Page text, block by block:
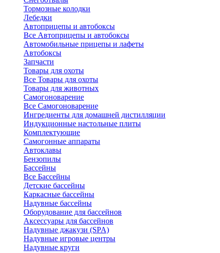
Тормозные колодки
Лебедки
Автоприцепы и автобоксы
Все Автоприцепы и автобоксы
Автомобильные прицепы и лафеты
Автобоксы
Запчасти
Товары для охоты
Все Товары для охоты
Товары для животных
Самогоноварение
Все Самогоноварение
Ингредиенты для домашней дистилляции
Индукционные настольные плиты
Комплектующие
Самогонные аппараты
Автоклавы
Бензопилы
Бассейны
Все Бассейны
Детские бассейны
Каркасные бассейны
Надувные бассейны
Оборудование для бассейнов
Аксессуары для бассейнов
Надувные джакузи (SPA)
Надувные игровые центры
Надувные круги